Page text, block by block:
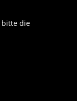
bitte die